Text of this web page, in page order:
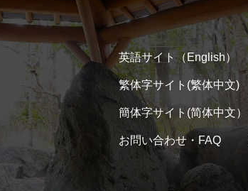
英語サイト（English）
繁体字サイト(繁体中文)
簡体字サイト(简体中文）
お問い合わせ・FAQ